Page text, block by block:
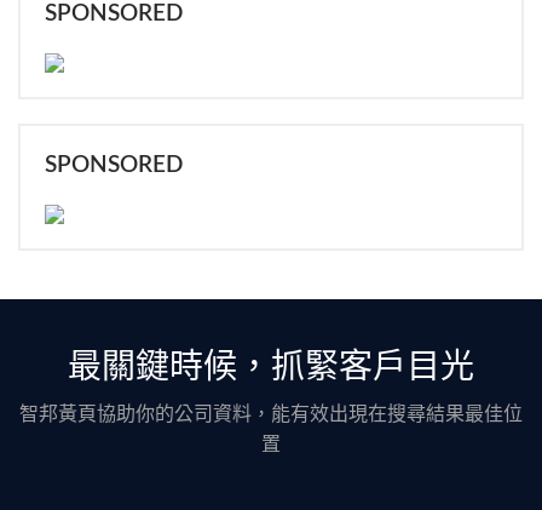
SPONSORED
SPONSORED
最關鍵時候，抓緊客戶目光
智邦黃頁協助你的公司資料，能有效出現在搜尋結果最佳位
置